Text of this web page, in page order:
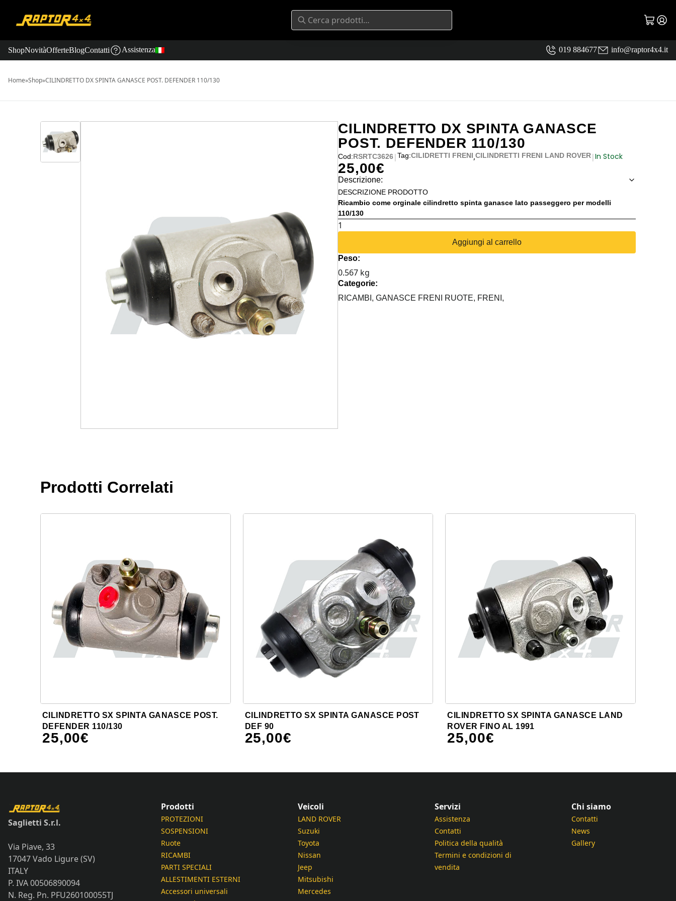
ShopNovitàOfferteBlogContatti Assistenza 019 884677 info@raptor4x4.it
Home»Shop»CILINDRETTO DX SPINTA GANASCE POST. DEFENDER 110/130
CILINDRETTO DX SPINTA GANASCE
POST. DEFENDER 110/130
Cod:RSRTC3626|Tag:CILIDRETTI FRENI,CILINDRETTI FRENI LAND ROVER|In Stock
25,00€
Descrizione:
DESCRIZIONE PRODOTTO
Ricambio come orginale cilindretto spinta ganasce lato passeggero per modelli
110/130
CILINDRETTO
GANASCE
POST.
DEFENDER
110/130
Aggiungi al carrello
Peso:
0.567 kg
Categorie:
RICAMBI, GANASCE FRENI RUOTE, FRENI,
Prodotti Correlati
CILINDRETTO SX SPINTA GANASCE POST.
DEFENDER 110/130
25,00€
CILINDRETTO SX SPINTA GANASCE POST
DEF 90
25,00€
CILINDRETTO SX SPINTA GANASCE LAND
ROVER FINO AL 1991
25,00€
Saglietti S.r.l.
Via Piave, 33
17047 Vado Ligure (SV)
ITALY
P. IVA 00506890094
N. Reg. Pn. PFU260100055TJ
Prodotti
PROTEZIONI
SOSPENSIONI
Ruote
RICAMBI
PARTI SPECIALI
ALLESTIMENTI ESTERNI
Accessori universali
Veicoli
LAND ROVER
Suzuki
Toyota
Nissan
Jeep
Mitsubishi
Mercedes
Servizi
Assistenza
Contatti
Politica della qualità
Termini e condizioni di
vendita
Chi siamo
Contatti
News
Gallery